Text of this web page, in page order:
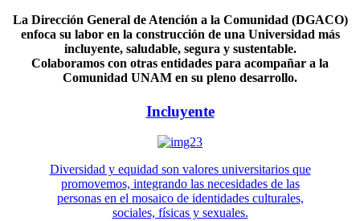
La Dirección General de Atención a la Comunidad (DGACO)
enfoca su labor en la construcción de una Universidad más
incluyente, saludable, segura y sustentable.
Colaboramos con otras entidades para acompañar a la
Comunidad UNAM en su pleno desarrollo.
Incluyente
Diversidad y equidad son valores universitarios que
promovemos, integrando las necesidades de las
personas en el mosaico de identidades culturales,
sociales, físicas y sexuales.